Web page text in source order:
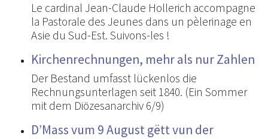
Le cardinal Jean-Claude Hollerich accompagne
la Pastorale des Jeunes dans un pèlerinage en
Asie du Sud-Est. Suivons-les !
Kirchenrechnungen, mehr als nur Zahlen
Der Bestand umfasst lückenlos die
Rechnungsunterlagen seit 1840. (Ein Sommer
mit dem Diözesanarchiv 6/9)
D’Mass vum 9 August gëtt vun der